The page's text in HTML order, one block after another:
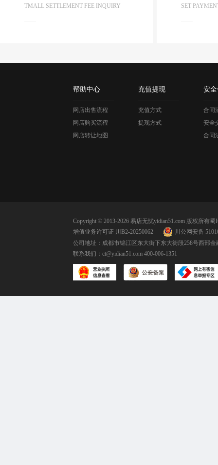
TMALL SETTLEMENT FEE INQUIRY SET
帮助中心
网店出售流程
网店购买流程
网店转让地图
充值提现
充值方式
提现方式
安
合同
安全
合同
Copyright © 2013-2026 易店无忧yidian51.com 版权所有蜀
增值业务许可证 川B2-20250062
川公网安备
公司地址：成都市锦江区东大街下东大街段258号西部金
联系我们： ct@yidian51.com 400-006-1351